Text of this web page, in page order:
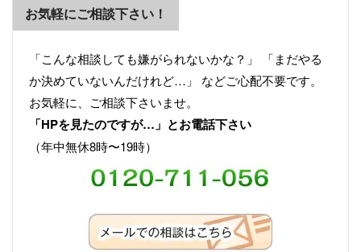
お気軽にご相談下さい！
「こんな相談しても嫌がられないかな？」 「まだやる
か決めていないんだけれど…」 などご心配不要です。
お気軽に、ご相談下さいませ。
「HPを見たのですが…」とお電話下さい
（年中無休8時〜19時）